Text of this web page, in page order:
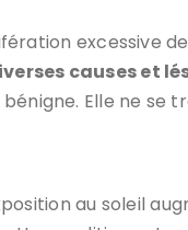
excessive
causes et
Elle ne se
au soleil